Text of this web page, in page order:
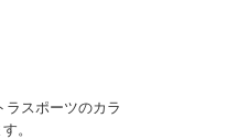
ラスポーツのカラ
。